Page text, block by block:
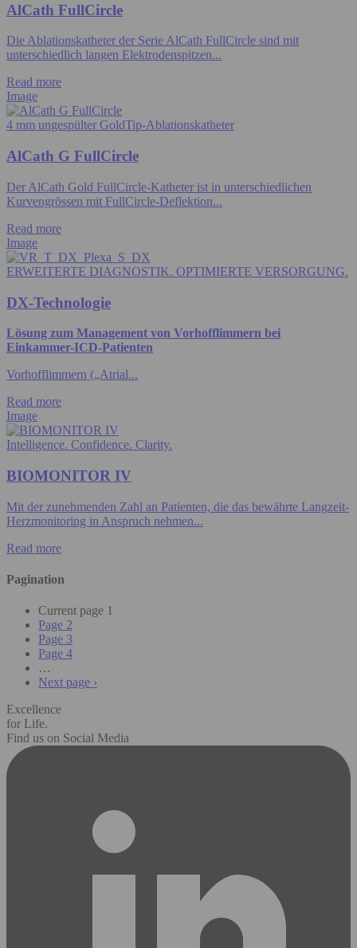
AlCath FullCircle
Die Ablationskatheter der Serie AlCath FullCircle sind mit
unterschiedlich langen Elektrodenspitzen...
Read more
Image
4 mm ungespülter GoldTip-Ablationskatheter
AlCath G FullCircle
Der AlCath Gold FullCircle-Katheter ist in unterschiedlichen
Kurvengrössen mit FullCircle-Deflektion...
Read more
Image
ERWEITERTE DIAGNOSTIK. OPTIMIERTE VERSORGUNG.
DX-Technologie
Lösung zum Management von Vorhofflimmern bei
Einkammer-ICD-Patienten
Vorhofflimmern („Atrial...
Read more
Image
Intelligence. Confidence. Clarity.
BIOMONITOR IV
Mit der zunehmenden Zahl an Patienten, die das bewährte Langzeit-
Herzmonitoring in Anspruch nehmen...
Read more
Pagination
Current page 1
Page 2
Page 3
Page 4
…
Next page ›
Excellence
for Life.
Find us on Social Media